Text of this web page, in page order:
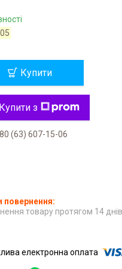
Купити
Купити з
(63) 607-15-06
товару протягом 14 днів